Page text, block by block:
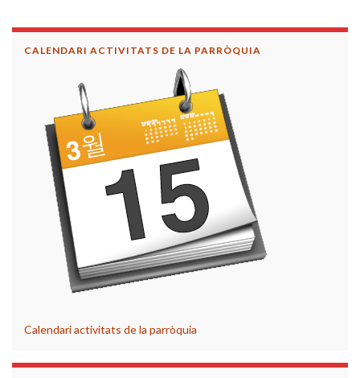
CALENDARI ACTIVITATS DE LA PARRÒQUIA
Calendari activitats de la parròquia